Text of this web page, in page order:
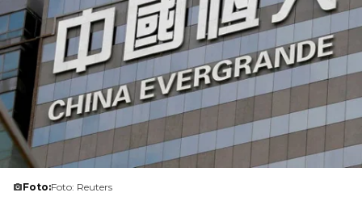
Foto:Foto: Reuters